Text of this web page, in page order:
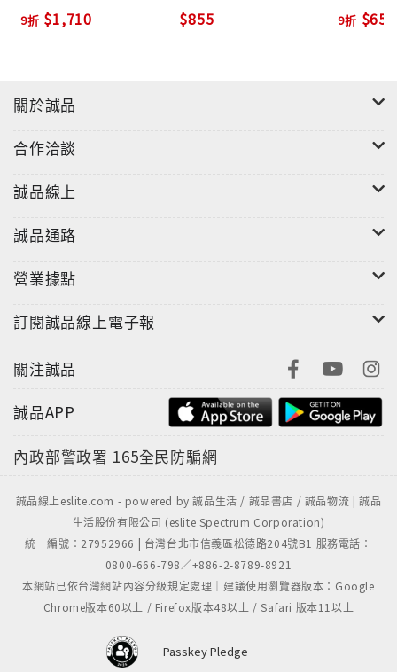
in Higher Education
9折 $1,710
and Disability in
$855 9折 $652
關於誠品
合作洽談
誠品線上
誠品通路
營業據點
訂閱誠品線上電子報
關注誠品
誠品APP
內政部警政署 165全民防騙網
誠品線上eslite.com - powered by 誠品生活 / 誠品書店 / 誠品物流 | 誠品
生活股份有限公司 (eslite Spectrum Corporation)
統一編號：27952966 | 台灣台北市信義區松德路204號B1 服務電話：
0800-666-798／+886-2-8789-8921
本網站已依台灣網站內容分級規定處理｜建議使用瀏覽器版本：Google
Chrome版本60以上 / Firefox版本48以上 / Safari 版本11以上
Passkey Pledge